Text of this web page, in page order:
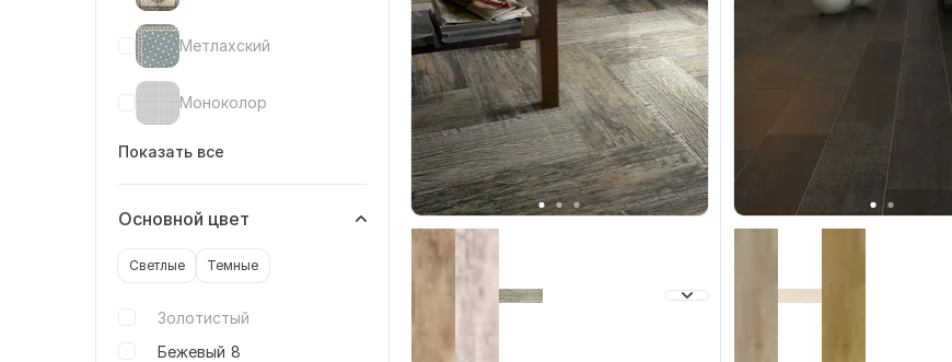
Метлахский
Моноколор
Показать все
Основной цвет
Светлые Темные
Золотистый
Бежевый 8